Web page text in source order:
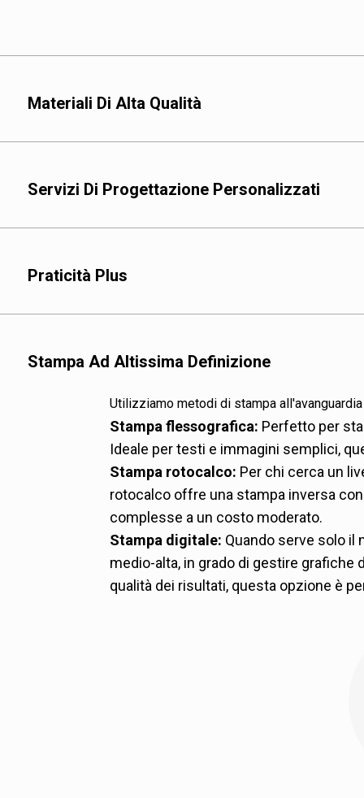
Materiali Di Alta Qualità
Nylon (PA): adatto
essenziale, come nel
flessibili, come liquidi
imballaggi leggeri e
Servizi Di Progettazione Personalizzati
Praticità Plus
Stampa Ad Altissima Definizione
Utilizziamo metodi di stampa
Stampa flessografica: Perfetto per
Ideale per testi e immagini semplici,
Stampa rotocalco: Per chi cerca un
rotocalco offre una stampa inversa
complesse a un costo moderato.
Stampa digitale: Quando serve solo il
medio-alta, in grado di gestire grafiche
qualità dei risultati, questa opzione è